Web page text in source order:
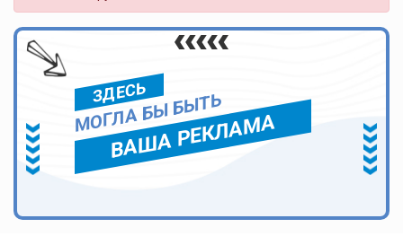
ЗДЕСЬ
МОГЛА БЫ БЫТЬ
ВАША РЕКЛАМА